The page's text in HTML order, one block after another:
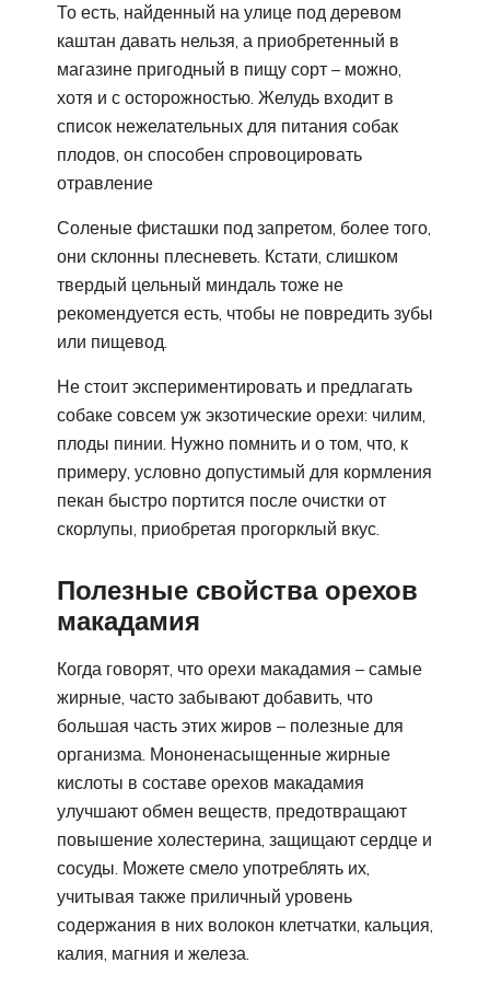
То есть, найденный на улице под деревом
каштан давать нельзя, а приобретенный в
магазине пригодный в пищу сорт – можно,
хотя и с осторожностью. Желудь входит в
список нежелательных для питания собак
плодов, он способен спровоцировать
отравление
Соленые фисташки под запретом, более того,
они склонны плесневеть. Кстати, слишком
твердый цельный миндаль тоже не
рекомендуется есть, чтобы не повредить зубы
или пищевод.
Не стоит экспериментировать и предлагать
собаке совсем уж экзотические орехи: чилим,
плоды пинии. Нужно помнить и о том, что, к
примеру, условно допустимый для кормления
пекан быстро портится после очистки от
скорлупы, приобретая прогорклый вкус.
Полезные свойства орехов
макадамия
Когда говорят, что орехи макадамия – самые
жирные, часто забывают добавить, что
большая часть этих жиров – полезные для
организма. Мононенасыщенные жирные
кислоты в составе орехов макадамия
улучшают обмен веществ, предотвращают
повышение холестерина, защищают сердце и
сосуды. Можете смело употреблять их,
учитывая также приличный уровень
содержания в них волокон клетчатки, кальция,
калия, магния и железа.